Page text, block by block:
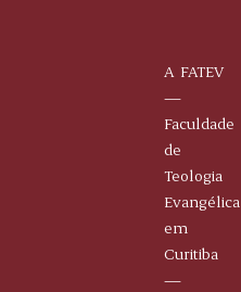
Contatos
A FATEV
—
Faculdade
de
Teologia
Evangélica
em
Curitiba
—